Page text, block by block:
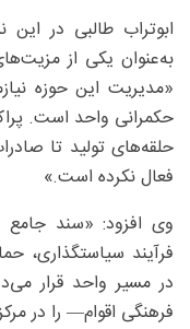
ابوتراب طالبی در
به‌عنوان یکی از
«مدیریت این حوزه
حکمرانی واحد است.
حلقه‌های تولید تا
فعال نکرده است.»
وی افزود: «سند جامع
فرآیند سیاستگذاری،
در مسیر واحد قرار
فرهنگی اقوام— را در